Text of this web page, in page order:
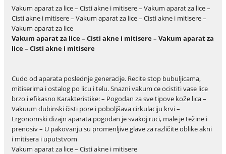
Vakum aparat za lice – Cisti akne i mitisere – Vakum aparat za lice –
Cisti akne i mitisere – Vakum aparat za lice – Cisti akne i mitisere –
Vakum aparat za lice
Vakum aparat za lice – Cisti akne i mitisere – Vakum aparat za
lice – Cisti akne i mitisere
Cudo od aparata poslednje generacije. Recite stop bubuljicama,
mitiserima i ostalog po licu i telu. Snazni vakum ce ocistiti vase lice
brzo i efikasno Karakteristike: – Pogodan za sve tipove kože lica –
Vakuum dubinski čisti pore i poboljšava cirkulaciju krvi –
Ergonomski dizajn aparata pogodan je svakoj ruci, male je težine i
prenosiv – U pakovanju su promenljive glave za različite oblike akni
i mitisera i uputstvom
Vakum aparat za lice – Cisti akne i mitisere